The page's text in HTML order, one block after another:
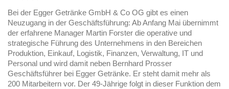
Bei der Egger Getränke GmbH & Co OG gibt es einen
Neuzugang in der Geschäftsführung: Ab Anfang Mai übernimmt
der erfahrene Manager Martin Forster die operative und
strategische Führung des Unternehmens in den Bereichen
Produktion, Einkauf, Logistik, Finanzen, Verwaltung, IT und
Personal und wird damit neben Bernhard Prosser
Geschäftsführer bei Egger Getränke. Er steht damit mehr als
200 Mitarbeitern vor. Der 49-Jährige folgt in dieser Funktion dem